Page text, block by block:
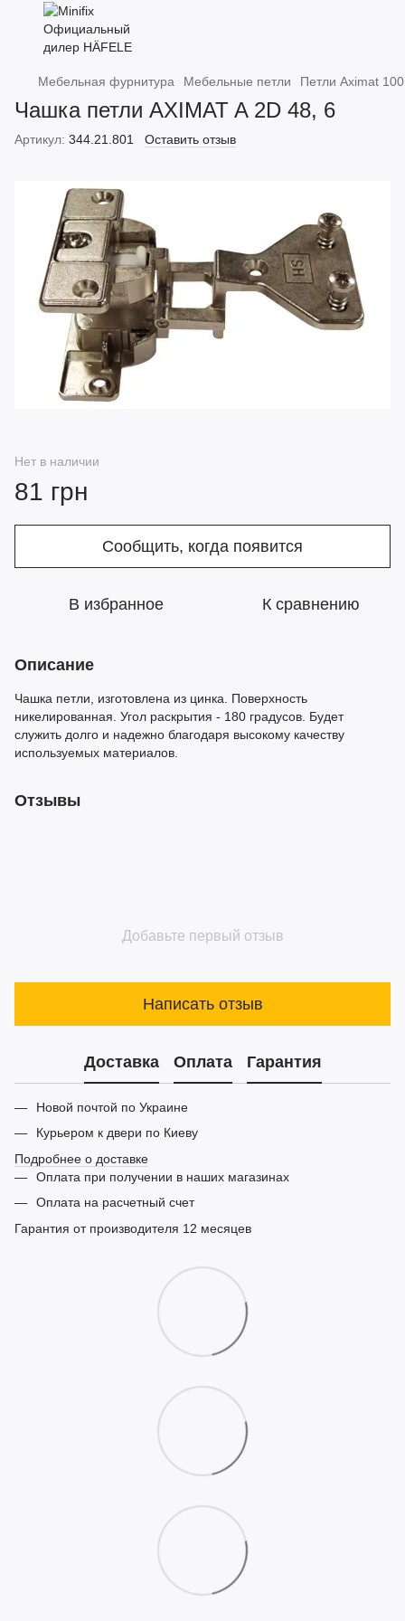
Мебельная фурнитура Мебельные петли Петли Aximat 100
Чашка петли AXIMAT A 2D 48, 6
Артикул: 344.21.801 Оставить отзыв
Нет в наличии
81 грн
Сообщить, когда появится
В избранное К сравнению
Описание
Чашка петли, изготовлена из цинка. Поверхность
никелированная. Угол раскрытия - 180 градусов. Будет
служить долго и надежно благодаря высокому качеству
используемых материалов.
Отзывы
Добавьте первый отзыв
Написать отзыв
Доставка Оплата Гарантия
Новой почтой по Украине
Курьером к двери по Киеву
Подробнее о доставке
Оплата при получении в наших магазинах
Оплата на расчетный счет
Гарантия от производителя 12 месяцев